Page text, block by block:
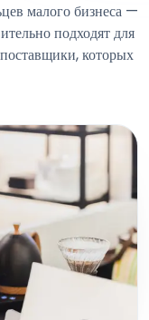
малого бизнеса —
подходят для
которых